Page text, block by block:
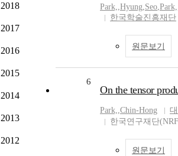
2018
2017
2016
2015
2014
2013
2012
Park,,Hyung,Seo,Park,
한국학술진흥재단
원문보기
6
On the tensor
Park,,Chin-Hong
한국연구재단
원문보기